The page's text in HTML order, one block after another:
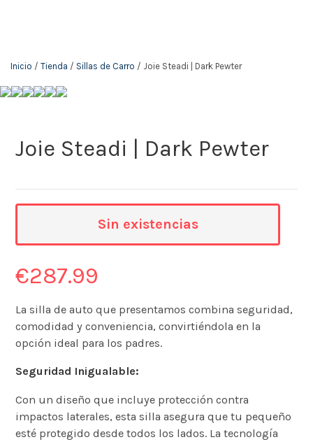
Inicio / Tienda / Sillas de Carro / Joie Steadi | Dark Pewter
Joie Steadi | Dark Pewter
€287.99
La silla de auto que presentamos combina seguridad,
comodidad y conveniencia, convirtiéndola en la
opción ideal para los padres.
Seguridad Inigualable:
Con un diseño que incluye protección contra
impactos laterales, esta silla asegura que tu pequeño
esté protegido desde todos los lados. La tecnología
Sin existencias